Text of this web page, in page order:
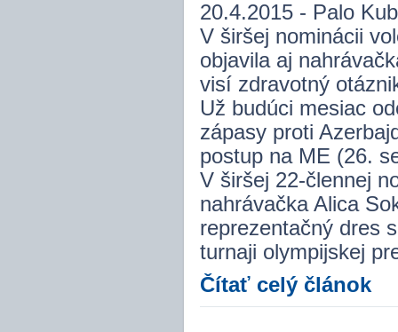
20.4.2015 - Palo
V širšej nominácii
objavila aj
visí zdravotný
Už budúci mesiac
zápasy proti
postup na ME (26.
V širšej 22-člennej
nahrávačka Alica
reprezentačný dres
turnaji olympijskej
Čítať celý článok